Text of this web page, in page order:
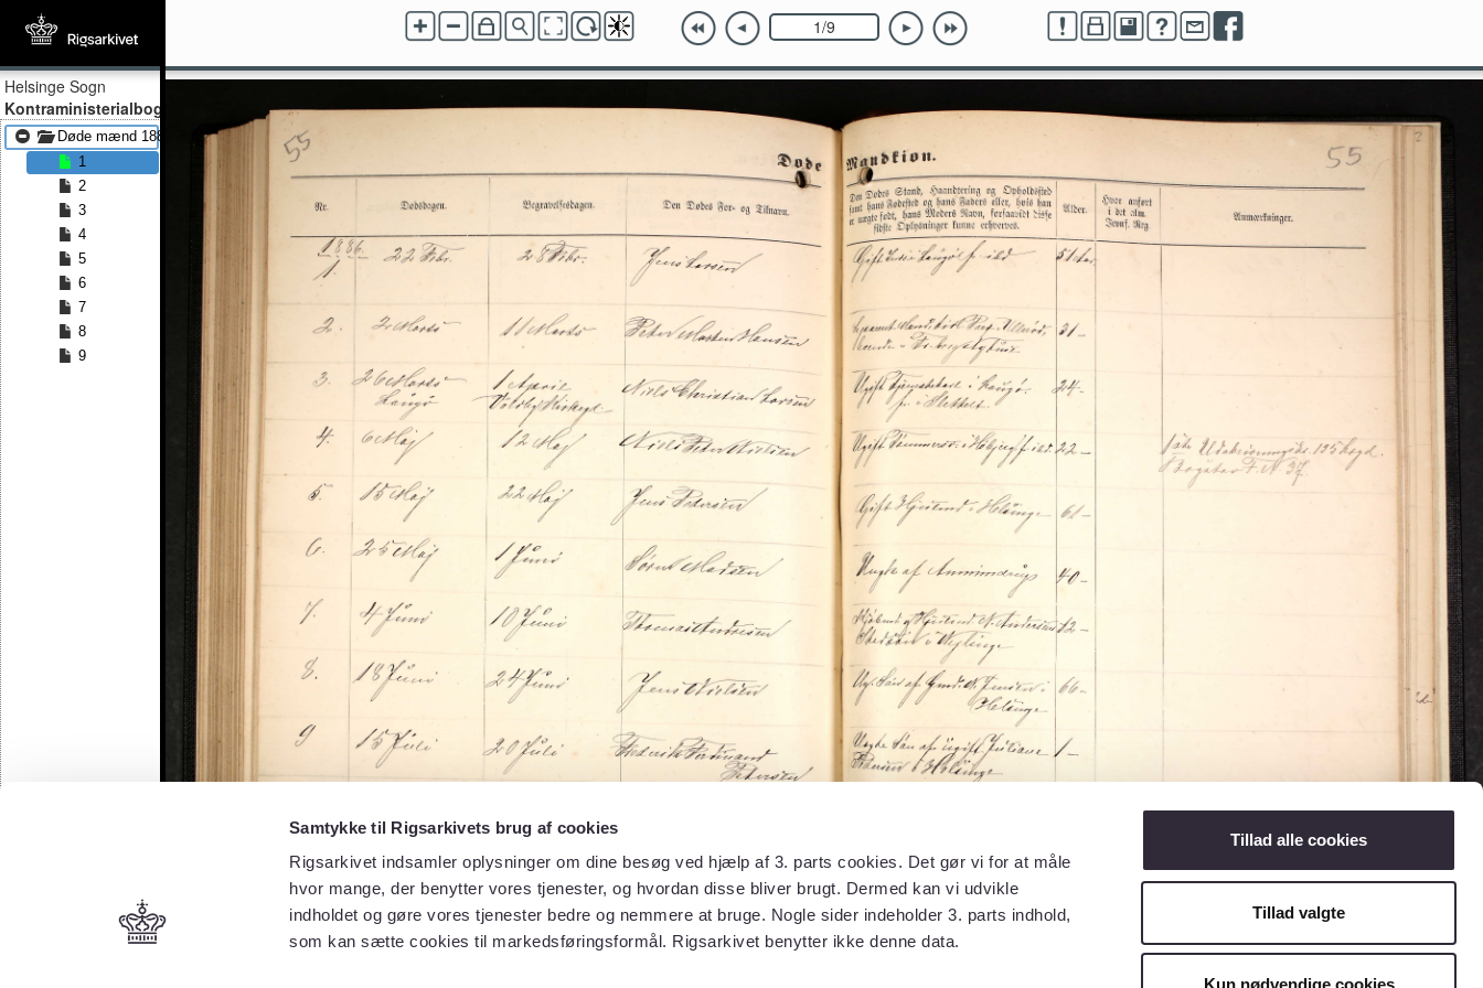
Samtykke til Rigsarkivets brug af cookies
Rigsarkivet indsamler oplysninger om dine besøg ved hjælp af 3. parts cookies. Det gør vi for at måle
hvor mange, der benytter vores tjenester, og hvordan disse bliver brugt. Dermed kan vi udvikle
indholdet og gøre vores tjenester bedre og nemmere at bruge. Nogle sider indeholder 3. parts indhold,
som kan sætte cookies til markedsføringsformål. Rigsarkivet benytter ikke denne data.
Tillad alle cookies
Tillad valgte
Kun nødvendige cookies
Helsinge Sogn
Kontraministerialbog
Døde mænd 1886 - Døde mænd 1891
1
2
3
4
5
6
7
8
9